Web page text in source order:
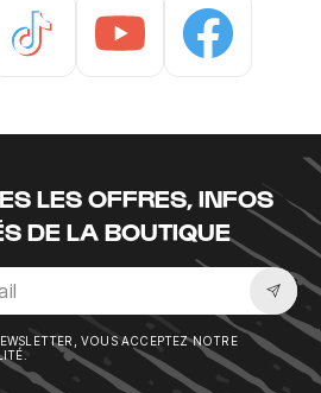
LES OFFRES, INFOS
DE LA BOUTIQUE
VOUS ACCEPTEZ NOTRE